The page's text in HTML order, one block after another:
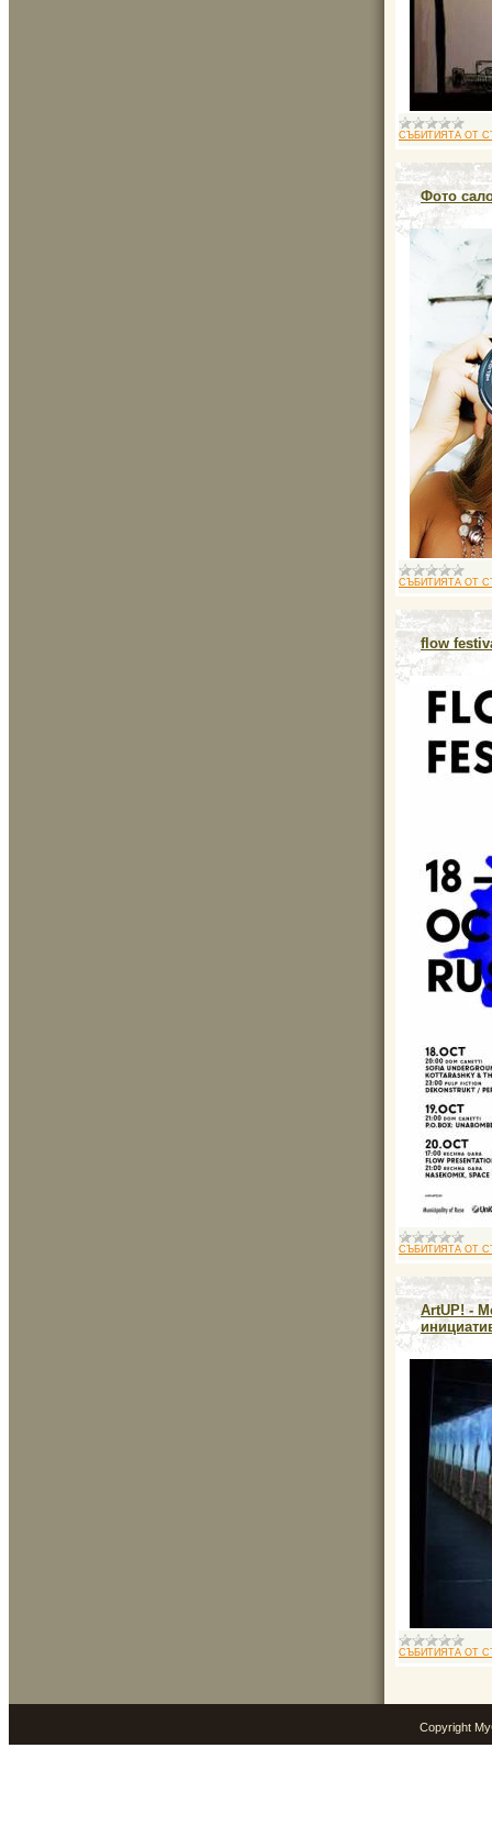
СЪБИТИЯТА ОТ
Фото
СЪБИТИЯТА ОТ
flow
СЪБИТИЯТА ОТ
ArtUP! -
СЪБИТИЯТА ОТ
Copyright